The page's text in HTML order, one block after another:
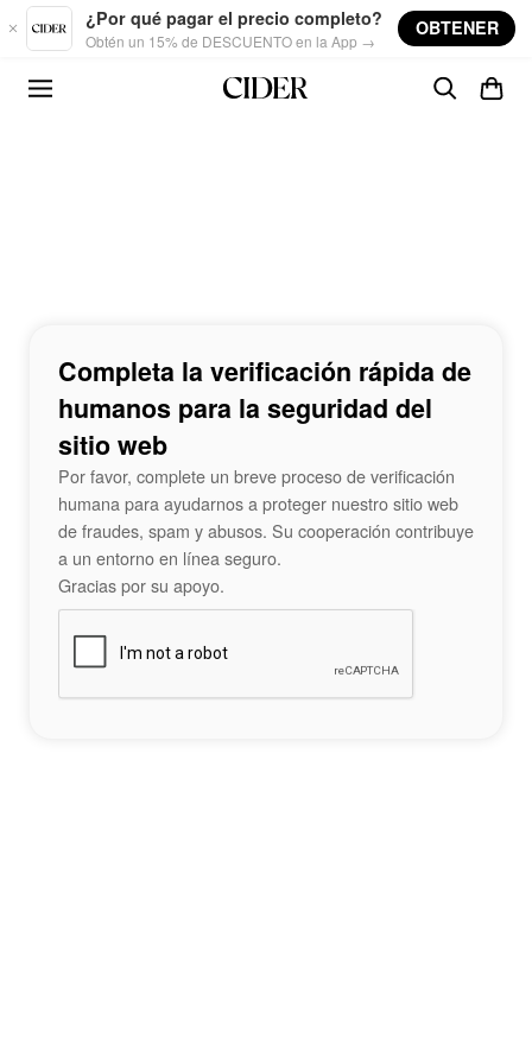
Skip to main content
¿Por qué pagar el precio completo?
Obtén un 15% de DESCUENTO en la App →
OBTENER
Completa la verificación rápida de
humanos para la seguridad del
sitio web
Por favor, complete un breve proceso de verificación
humana para ayudarnos a proteger nuestro sitio web
de fraudes, spam y abusos. Su cooperación contribuye
a un entorno en línea seguro.
Gracias por su apoyo.